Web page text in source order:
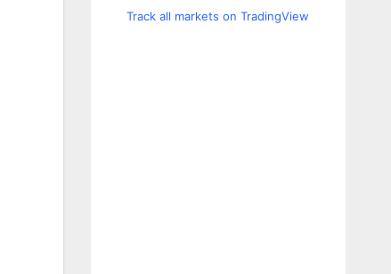
Track all markets on TradingView